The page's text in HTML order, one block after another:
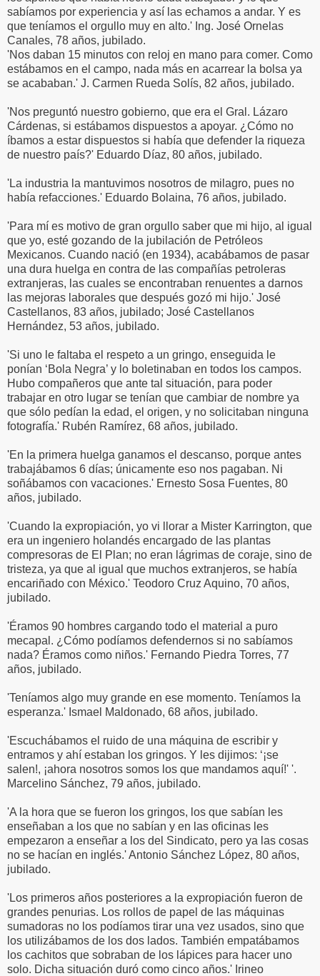
sabíamos por experiencia y así las echamos a andar. Y es
que teníamos el orgullo muy en alto.' Ing. José Ornelas
Canales, 78 años, jubilado.
'Nos daban 15 minutos con reloj en mano para comer. Como
estábamos en el campo, nada más en acarrear la bolsa ya
se acababan.' J. Carmen Rueda Solís, 82 años, jubilado.
'Nos preguntó nuestro gobierno, que era el Gral. Lázaro
Cárdenas, si estábamos dispuestos a apoyar. ¿Cómo no
íbamos a estar dispuestos si había que defender la riqueza
de nuestro país?' Eduardo Díaz, 80 años, jubilado.
'La industria la mantuvimos nosotros de milagro, pues no
había refacciones.' Eduardo Bolaina, 76 años, jubilado.
'Para mí es motivo de gran orgullo saber que mi hijo, al igual
que yo, esté gozando de la jubilación de Petróleos
Mexicanos. Cuando nació (en 1934), acabábamos de pasar
una dura huelga en contra de las compañías petroleras
extranjeras, las cuales se encontraban renuentes a darnos
las mejoras laborales que después gozó mi hijo.' José
Castellanos, 83 años, jubilado; José Castellanos
Hernández, 53 años, jubilado.
'Si uno le faltaba el respeto a un gringo, enseguida le
ponían ‘Bola Negra’ y lo boletinaban en todos los campos.
Hubo compañeros que ante tal situación, para poder
trabajar en otro lugar se tenían que cambiar de nombre ya
que sólo pedían la edad, el origen, y no solicitaban ninguna
fotografía.' Rubén Ramírez, 68 años, jubilado.
'En la primera huelga ganamos el descanso, porque antes
trabajábamos 6 días; únicamente eso nos pagaban. Ni
soñábamos con vacaciones.' Ernesto Sosa Fuentes, 80
años, jubilado.
'Cuando la expropiación, yo vi llorar a Mister Karrington, que
era un ingeniero holandés encargado de las plantas
compresoras de El Plan; no eran lágrimas de coraje, sino de
tristeza, ya que al igual que muchos extranjeros, se había
encariñado con México.' Teodoro Cruz Aquino, 70 años,
jubilado.
'Éramos 90 hombres cargando todo el material a puro
mecapal. ¿Cómo podíamos defendernos si no sabíamos
nada? Éramos como niños.' Fernando Piedra Torres, 77
años, jubilado.
'Teníamos algo muy grande en ese momento. Teníamos la
esperanza.' Ismael Maldonado, 68 años, jubilado.
'Escuchábamos el ruido de una máquina de escribir y
entramos y ahí estaban los gringos. Y les dijimos: ‘¡se
salen!, ¡ahora nosotros somos los que mandamos aquí!' '.
Marcelino Sánchez, 79 años, jubilado.
'A la hora que se fueron los gringos, los que sabían les
enseñaban a los que no sabían y en las oficinas les
empezaron a enseñar a los del Sindicato, pero ya las cosas
no se hacían en inglés.' Antonio Sánchez López, 80 años,
jubilado.
'Los primeros años posteriores a la expropiación fueron de
grandes penurias. Los rollos de papel de las máquinas
sumadoras no los podíamos tirar una vez usados, sino que
los utilizábamos de los dos lados. También empatábamos
los cachitos que sobraban de los lápices para hacer uno
solo. Dicha situación duró como cinco años.' Irineo